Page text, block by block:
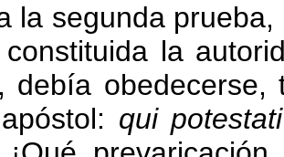
la segunda
la
debía
qui